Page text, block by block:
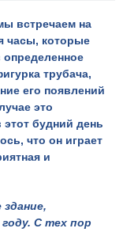
встречаем на
часы, которые
трубача,
его появлений
это
будний день
что он играет
и
С тех пор